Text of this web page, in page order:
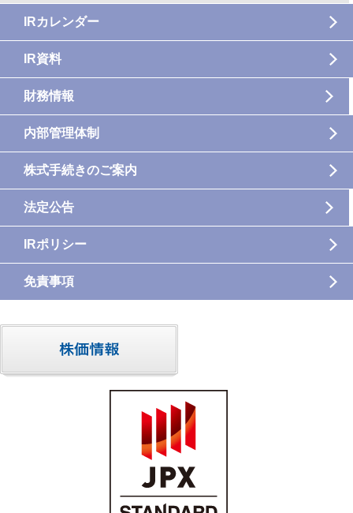
IRカレンダー
IR資料
財務情報
内部管理体制
株式手続きのご案内
法定公告
IRポリシー
免責事項